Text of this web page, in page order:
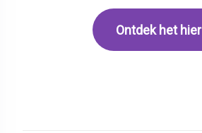
Ontdek het hier